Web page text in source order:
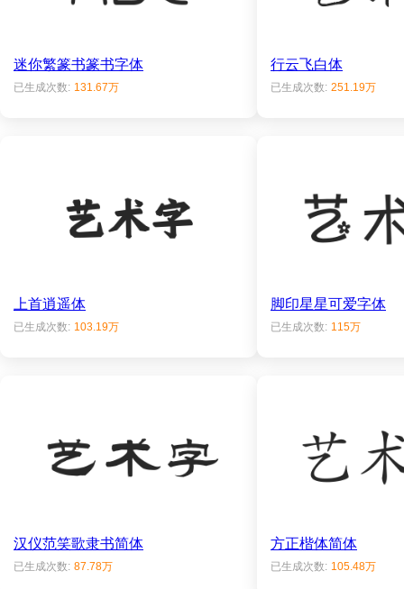
迷你繁篆书篆书字体
已生成次数: 131.67万
行云飞白体
已生成次数: 251.19万
上首逍遥体
已生成次数: 103.19万
脚印星星可爱字体
已生成次数: 115万
汉仪范笑歌隶书简体
已生成次数: 87.78万
方正楷体简体
已生成次数: 105.48万